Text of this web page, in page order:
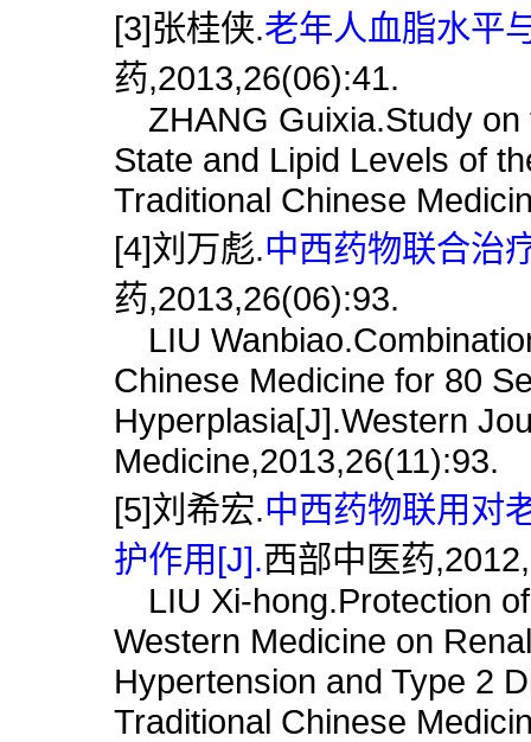
[3]张桂侠.老年人血脂水平
药,2013,26(06):41.
ZHANG Guixia.Study on
State and Lipid Levels of
Traditional Chinese
[4]刘万彪.中西药物联合治
药,2013,26(06):93.
LIU
Chinese Medicine for 80
Hyperplasia[J].Western
Medicine,2013,26(11):93.
[5]刘希宏.中西药物联用对
护作用[J].西部中医药
LIU Xi-hong.Protection
Western Medicine on
Hypertension and Type 2
Traditional Chinese